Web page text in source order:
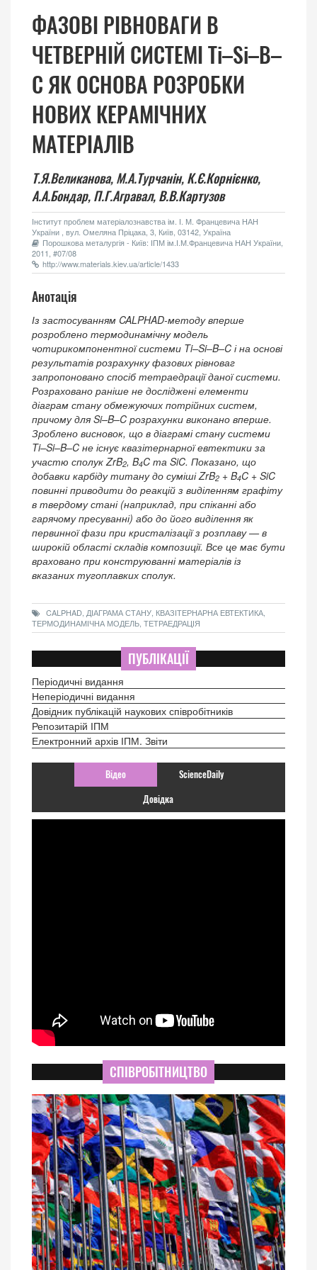
ФАЗОВІ РІВНОВАГИ В
ЧЕТВЕРНІЙ СИСТЕМІ Ti–Si–B–
C ЯК ОСНОВА РОЗРОБКИ
НОВИХ КЕРАМІЧНИХ
МАТЕРІАЛІВ
Т.Я.Великанова, М.А.Турчанін, К.Є.Корнієнко,
А.А.Бондар, П.Г.Агравал, В.В.Картузов
Інститут проблем матеріалознавства ім. І. М. Францевича НАН
України , вул. Омеляна Пріцака, 3, Київ, 03142, Україна
Порошкова металургія - Київ: ІПМ ім.І.М.Францевича НАН України,
2011, #07/08
http://www.materials.kiev.ua/article/1433
Анотація
Із застосуванням CALPHAD-методу вперше
розроблено термодинамічну модель
чотирикомпонентної системи Ti–Si–B–C і на основі
результатів розрахунку фазових рівноваг
запропоновано спосіб тетраедрації даної системи.
Розраховано раніше не досліджені елементи
діаграм стану обмежуючих потрійних систем,
причому для Si–B–C розрахунки виконано вперше.
Зроблено висновок, що в діаграмі стану системи
Ti–Si–B–C не існує квазітернарної евтектики за
участю сполук ZrB2, B4C та SiC. Показано, що
добавки карбіду титану до суміші ZrB2 + B4C + SiC
повинні приводити до реакцій з виділенням графіту
в твердому стані (наприклад, при спіканні або
гарячому пресуванні) або до його виділення як
первинної фази при кристалізації з розплаву — в
широкій області складів композиції. Все це має бути
враховано при конструюванні матеріалів із
вказаних тугоплавких сполук.
CALPHAD, ДІАГРАМА СТАНУ, КВАЗІТЕРНАРНА ЕВТЕКТИКА,
ТЕРМОДИНАМІЧНА МОДЕЛЬ, ТЕТРАЕДРАЦІЯ
ПУБЛІКАЦІЇ
Періодичні видання
Неперіодичні видання
Довідник публікацій наукових співробітників
Репозитарій ІПМ
Електронний архів ІПМ. Звіти
Відео ScienceDaily
Довідка
СПІВРОБІТНИЦТВО